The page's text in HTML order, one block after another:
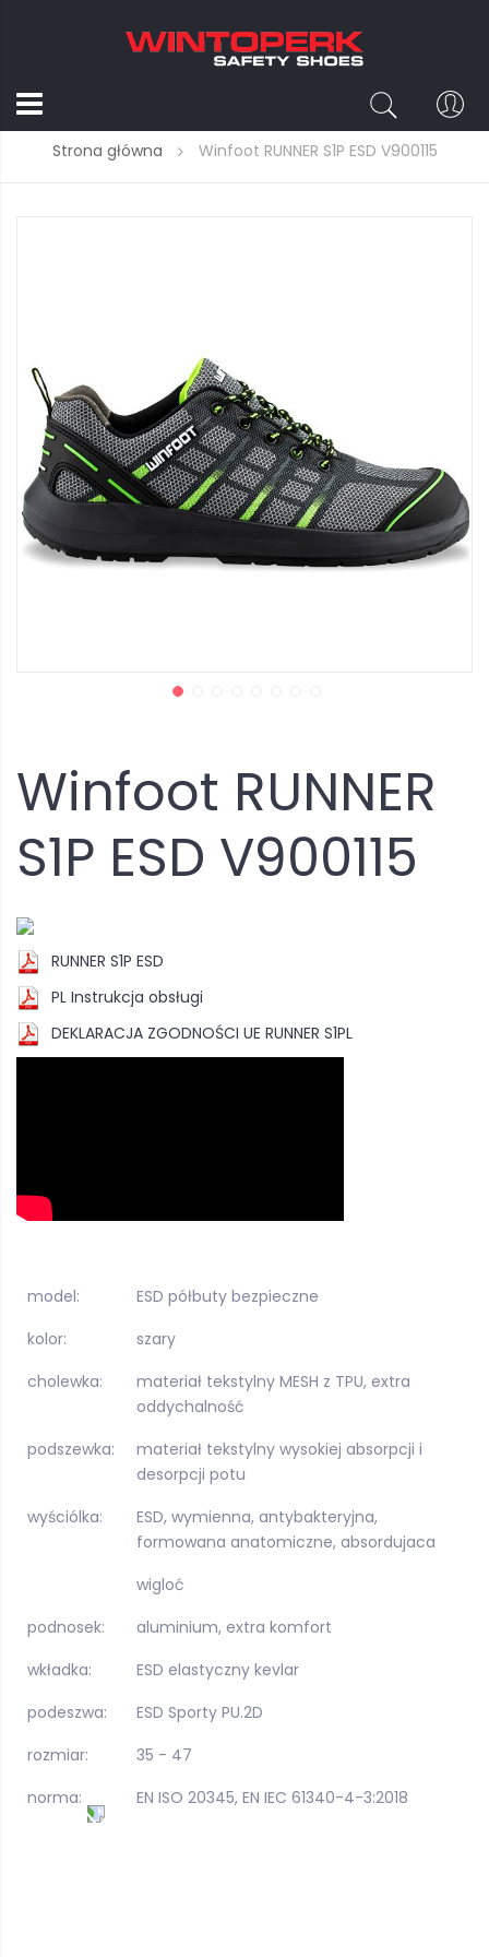
Strona główna Winfoot RUNNER S1P ESD V900115
Winfoot RUNNER
S1P ESD V900115
RUNNER S1P ESD
PL Instrukcja obsługi
DEKLARACJA ZGODNOŚCI UE RUNNER S1PL
model:
ESD półbuty bezpieczne
kolor:
szary
cholewka:
materiał tekstylny MESH z TPU, extra
oddychalność
podszewka:
materiał tekstylny wysokiej absorpcji i
desorpcji potu
wyściólka:
ESD, wymienna, antybakteryjna,
formowana anatomiczne, absordujaca
wigloć
podnosek:
aluminium, extra komfort
wkładka:
ESD elastyczny kevlar
podeszwa:
ESD Sporty PU.2D
rozmiar:
35 - 47
norma:
EN ISO 20345, EN IEC 61340-4-3:2018